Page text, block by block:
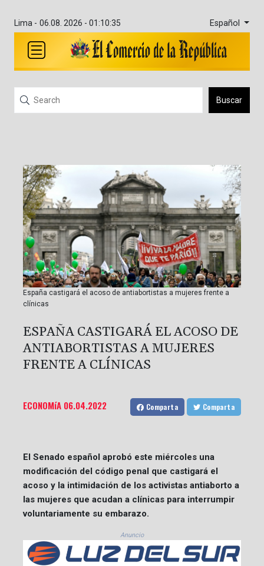
Lima - 06.08. 2026 - 01:10:35 Español
Buscar
España castigará el acoso de antiabortistas a mujeres frente a
clínicas
ESPAÑA CASTIGARÁ EL ACOSO DE
ANTIABORTISTAS A MUJERES
FRENTE A CLÍNICAS
ECONOMíA 06.04.2022 Comparta Comparta
El Senado español aprobó este miércoles una
modificación del código penal que castigará el
acoso y la intimidación de los activistas antiaborto a
las mujeres que acudan a clínicas para interrumpir
voluntariamente su embarazo.
Anuncio